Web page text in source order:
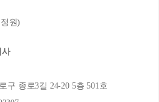
원)
사
구 종로3길 24-20 5층 501호